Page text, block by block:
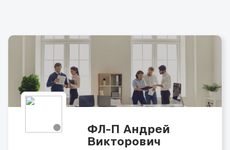
ФЛ-П Андрей
Викторович